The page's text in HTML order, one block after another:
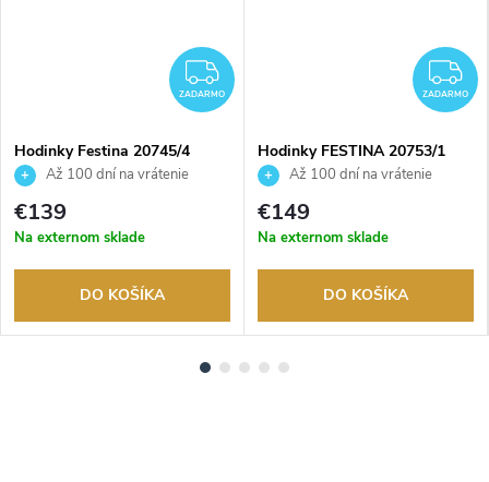
ZADARMO
ZADARMO
Hodinky Festina 20745/4
Až 100 dní na vrátenie
tovaru. Autorizovaný predajca.
€139
Na externom sklade
DO KOŠÍKA
ZADARMO
Hodinky FESTINA 20753/1
Až 100 dní na vrátenie
tovaru. Autorizovaný predajca.
€149
Na externom sklade
DO KOŠÍKA